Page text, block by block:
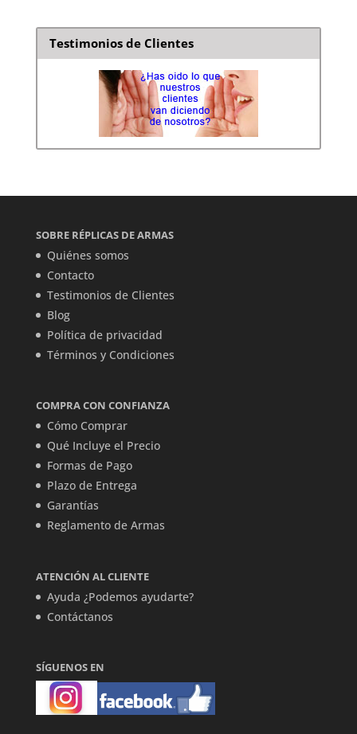
Testimonios de Clientes
SOBRE RÉPLICAS DE ARMAS
Quiénes somos
Contacto
Testimonios de Clientes
Blog
Política de privacidad
Términos y Condiciones
COMPRA CON CONFIANZA
Cómo Comprar
Qué Incluye el Precio
Formas de Pago
Plazo de Entrega
Garantías
Reglamento de Armas
ATENCIÓN AL CLIENTE
Ayuda ¿Podemos ayudarte?
Contáctanos
SÍGUENOS EN